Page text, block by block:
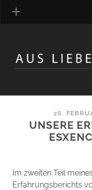
MANUFAKTUREN
DUFTNOTEN
KOMMENTARE
LINK-SAMMLUNG
ARTIKEL-ARCHIV
26.
UNSERE
Im zweiten Teil
Erfahrungsberichts